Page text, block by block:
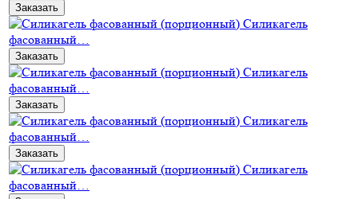
Заказать
Силикагель
фасованный…
Заказать
Силикагель
фасованный…
Заказать
Силикагель
фасованный…
Заказать
Силикагель
фасованный…